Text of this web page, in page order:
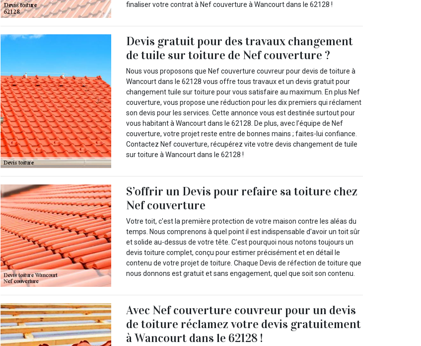
finaliser votre contrat à Nef couverture à Wancourt dans le 62128 !
Devis gratuit pour des travaux changement
de tuile sur toiture de Nef couverture ?
Nous vous proposons que Nef couverture couvreur pour devis de toiture à
Wancourt dans le 62128 vous offre tous travaux et un devis gratuit pour
changement tuile sur toiture pour vous satisfaire au maximum. En plus Nef
couverture, vous propose une réduction pour les dix premiers qui réclament
son devis pour les services. Cette annonce vous est destinée surtout pour
vous habitant à Wancourt dans le 62128. De plus, avec l’équipe de Nef
couverture, votre projet reste entre de bonnes mains ; faites-lui confiance.
Contactez Nef couverture, récupérez vite votre devis changement de tuile
sur toiture à Wancourt dans le 62128 !
S’offrir un Devis pour refaire sa toiture chez
Nef couverture
Votre toit, c'est la première protection de votre maison contre les aléas du
temps. Nous comprenons à quel point il est indispensable d'avoir un toit sûr
et solide au-dessus de votre tête. C'est pourquoi nous notons toujours un
devis toiture complet, conçu pour estimer précisément et en détail le
contenu de votre projet de toiture. Chaque Devis de réfection de toiture que
nous donnons est gratuit et sans engagement, quel que soit son contenu.
Avec Nef couverture couvreur pour un devis
de toiture réclamez votre devis gratuitement
à Wancourt dans le 62128 !